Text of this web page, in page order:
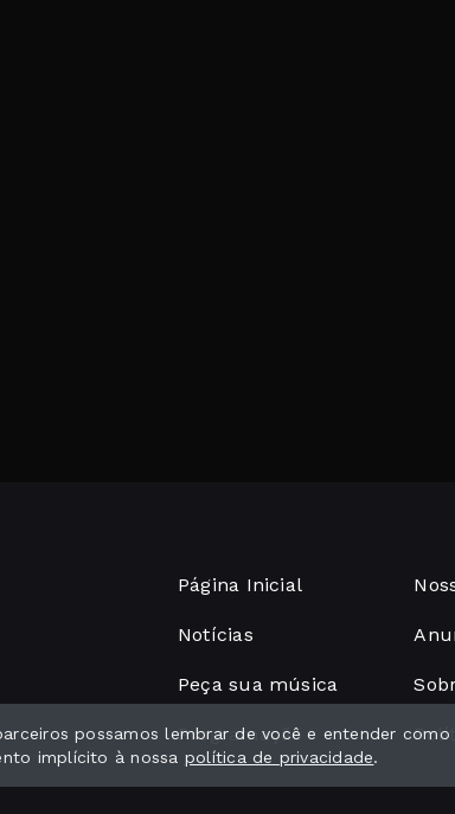
Página Inicial
Notícias
Peça sua música
Programação
possamos lembrar de você e entender
implícito à nossa política de privacidade.